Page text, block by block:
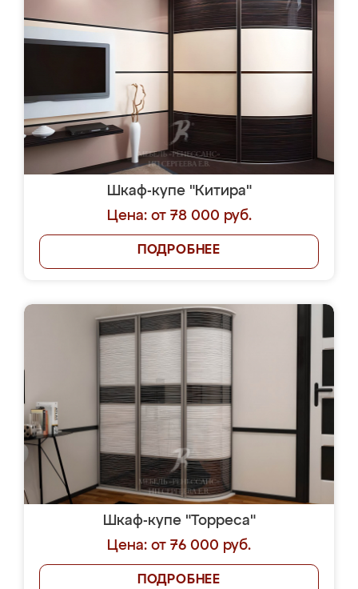
Шкаф-купе "Китира"
Цена: от 78 000 руб.
ПОДРОБНЕЕ
Шкаф-купе "Торреса"
Цена: от 76 000 руб.
ПОДРОБНЕЕ